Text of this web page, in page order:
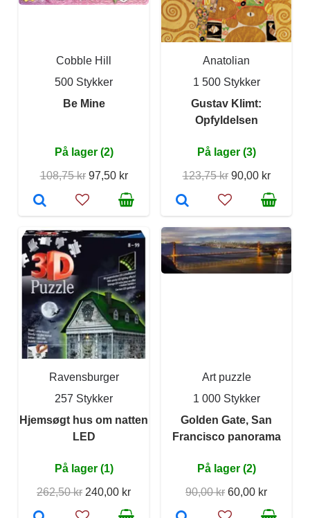
Cobble Hill
500 Stykker
Be Mine
På lager (2)
108,75 kr 97,50 kr
Anatolian
1 500 Stykker
Gustav Klimt:
Opfyldelsen
På lager (3)
123,75 kr 90,00 kr
Ravensburger
257 Stykker
Hjemsøgt hus om natten
LED
På lager (1)
262,50 kr 240,00 kr
Art puzzle
1 000 Stykker
Golden Gate, San
Francisco panorama
På lager (2)
90,00 kr 60,00 kr